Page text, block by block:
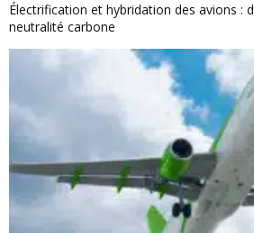
Électrification et hybridation des avions :
neutralité carbone